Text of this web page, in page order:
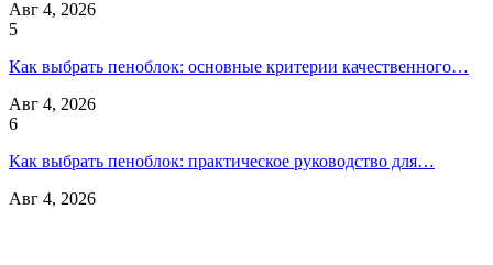
Авг 4, 2026
5
Как выбрать пеноблок: основные критерии качественного…
Авг 4, 2026
6
Как выбрать пеноблок: практическое руководство для…
Авг 4, 2026